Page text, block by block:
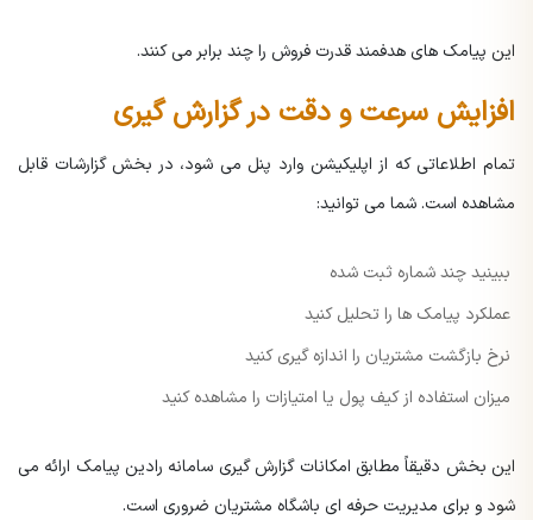
این پیامک های هدفمند قدرت فروش را چند برابر می کنند.
افزایش سرعت و دقت در گزارش گیری
تمام اطلاعاتی که از اپلیکیشن وارد پنل می شود، در بخش گزارشات قابل
مشاهده است. شما می توانید:
ببینید چند شماره ثبت شده
عملکرد پیامک ها را تحلیل کنید
نرخ بازگشت مشتریان را اندازه گیری کنید
میزان استفاده از کیف پول یا امتیازات را مشاهده کنید
این بخش دقیقاً مطابق امکانات گزارش گیری سامانه رادین پیامک ارائه می
شود و برای مدیریت حرفه ای باشگاه مشتریان ضروری است.